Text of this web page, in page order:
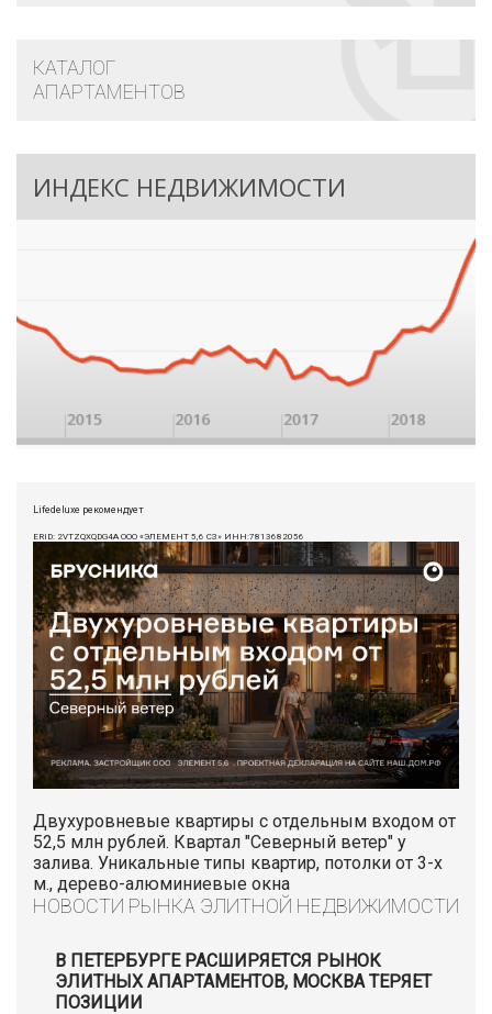
КАТАЛОГ
АПАРТАМЕНТОВ
ИНДЕКС НЕДВИЖИМОСТИ
Lifedeluxe рекомендует
ERID: 2VTZQXQDG4A ООО «ЭЛЕМЕНТ 5,6 СЗ» ИНН:7813682056
Двухуровневые квартиры с отдельным входом от
52,5 млн рублей. Квартал "Северный ветер" у
залива. Уникальные типы квартир, потолки от 3-х
м., дерево-алюминиевые окна
НОВОСТИ РЫНКА ЭЛИТНОЙ НЕДВИЖИМОСТИ
В ПЕТЕРБУРГЕ РАСШИРЯЕТСЯ РЫНОК
ЭЛИТНЫХ АПАРТАМЕНТОВ, МОСКВА ТЕРЯЕТ
ПОЗИЦИИ